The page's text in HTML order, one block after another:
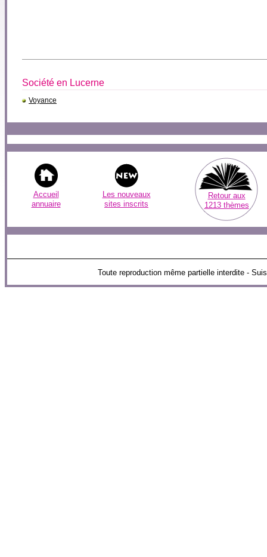
Société en Lucerne
Voyance
Accueil
annuaire
Les nouveaux
sites inscrits
Retour aux
1213 thèmes
Toute reproduction même partielle interdite -